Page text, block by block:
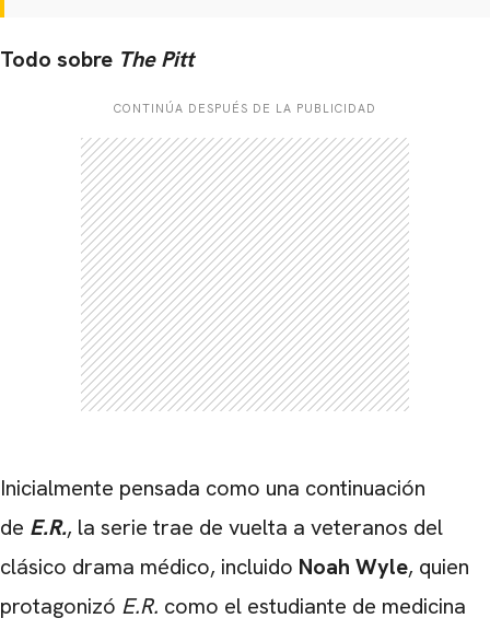
Todo sobre The Pitt
CONTINÚA DESPUÉS DE LA PUBLICIDAD
Inicialmente pensada como una continuación
de E.R., la serie trae de vuelta a veteranos del
clásico drama médico, incluido Noah Wyle, quien
protagonizó E.R. como el estudiante de medicina